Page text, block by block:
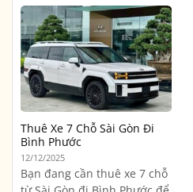
Thuê Xe 7 Chỗ Sài Gòn Đi
Bình Phước
12/12/2025
Bạn đang cần thuê xe 7 chỗ